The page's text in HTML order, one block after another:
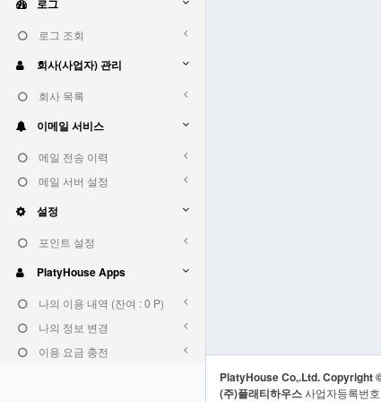
로그
로그 조회
회사(사업자) 관리
회사 목록
이메일 서비스
메일 전송 이력
메일 서버 설정
설정
포인트 설정
PlatyHouse Apps
나의 이용 내역 (잔여 : 0 P)
나의 정보 변경
이용 요금 충전
PlatyHouse Co,.Ltd. Copyright
(주)플래티하우스사업자등록번